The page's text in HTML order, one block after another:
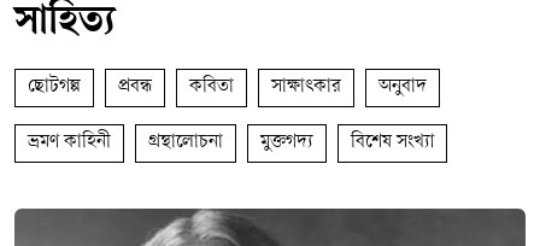
সাহিত্য
ছোটগল্প প্রবন্ধ কবিতা সাক্ষাৎকার অনুবাদ
ভ্রমণ কাহিনী গ্রন্থালোচনা মুক্তগদ্য বিশেষ সংখ্যা